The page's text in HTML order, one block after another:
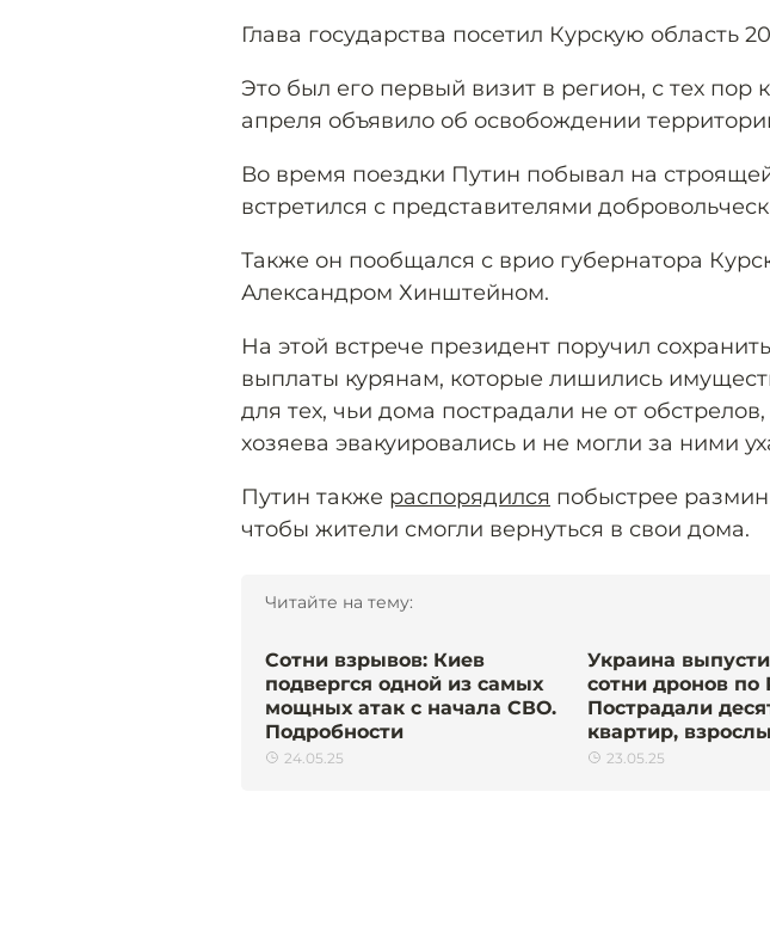
Глава государства посетил Курскую область
Это был его первый визит в регион, с тех пор
апреля объявило об освобождении
Во время поездки Путин побывал на
встретился с представителями
Также он пообщался с врио губернатора
Александром Хинштейном.
На этой встрече президент поручил
выплаты курянам, которые лишились
для тех, чьи дома пострадали не от
хозяева эвакуировались и не могли за ними
Путин также распорядился побыстрее
чтобы жители смогли вернуться в свои дома.
Читайте на тему:
Сотни взрывов: Киев
подвергся одной из самых
мощных атак с начала СВО.
Подробности
24.05.25
Украина
сотни дронов по
Пострадали
квартир,
23.05.25